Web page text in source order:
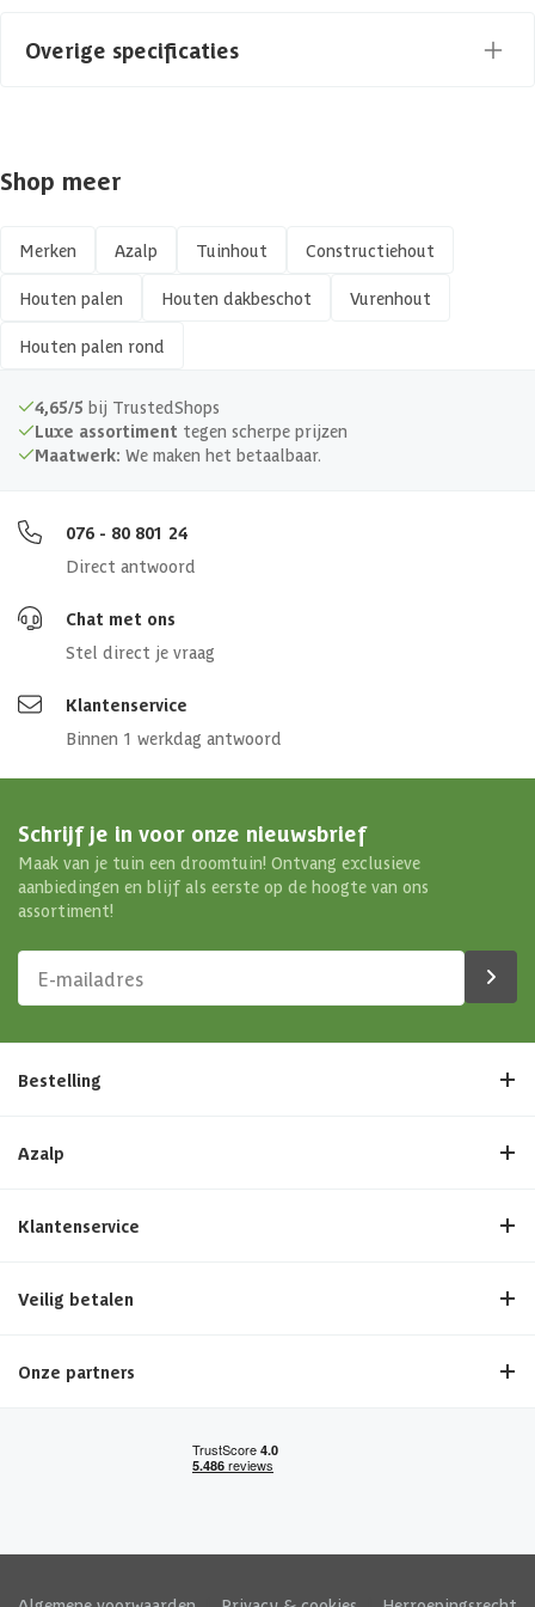
Overige specificaties
Vorm
Afwerking Geschaafd
Kopmaat 80 x 80 mm
Keurmerk PEFC
Shop meer
Merken Azalp Tuinhout Constructiehout
Houten palen Houten dakbeschot Vurenhout
Houten palen rond
4,65/5 bij TrustedShops
Luxe assortiment tegen scherpe prijzen
Maatwerk: We maken het betaalbaar.
076 - 80 801 24
Direct antwoord
Chat met ons
Stel direct je vraag
Klantenservice
Binnen 1 werkdag antwoord
Schrijf je in voor onze nieuwsbrief
Maak van je tuin een droomtuin! Ontvang exclusieve
aanbiedingen en blijf als eerste op de hoogte van ons
assortiment!
Bestelling
Azalp
Klantenservice
Veilig betalen
Onze partners